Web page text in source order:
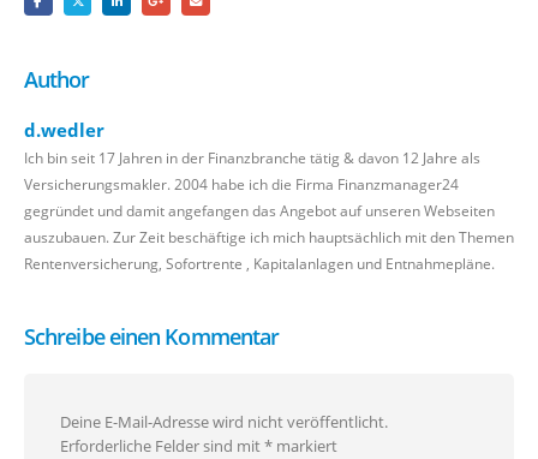
Author
d.wedler
Ich bin seit 17 Jahren in der Finanzbranche tätig & davon 12 Jahre als
Versicherungsmakler. 2004 habe ich die Firma Finanzmanager24
gegründet und damit angefangen das Angebot auf unseren Webseiten
auszubauen. Zur Zeit beschäftige ich mich hauptsächlich mit den Themen
Rentenversicherung, Sofortrente , Kapitalanlagen und Entnahmepläne.
Schreibe einen Kommentar
Deine E-Mail-Adresse wird nicht veröffentlicht.
Erforderliche Felder sind mit* markiert